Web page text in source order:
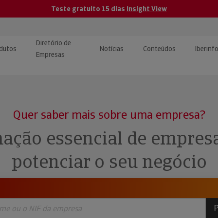
Teste gratuito 15 dias Insight View
de Créditos
Diretório de
Empresas
Notícias Conteúdos
Quer saber mais sobre uma empresa?
essencial de
potenciar o seu negócio